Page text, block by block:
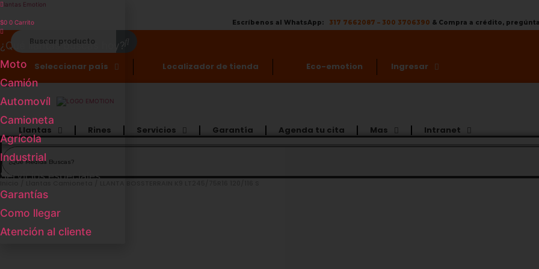
Llantas Emotion
Escríbenos al WhatsApp: 317 7662087 – 300 3706390 & Compra a crédito,
Seleccionar país Localizador de tienda Eco-emotion Ingresar
Carrito
Llantas Rines Servicios Garantía Agenda tu cita Mas Intranet
$0 0 Carrito
¿Qué llantas buscas hoy?
Moto
Camión
Automovíl
Camioneta
Agrícola
Industrial
Servicios especiales
Garantías
Como llegar
Atención al cliente